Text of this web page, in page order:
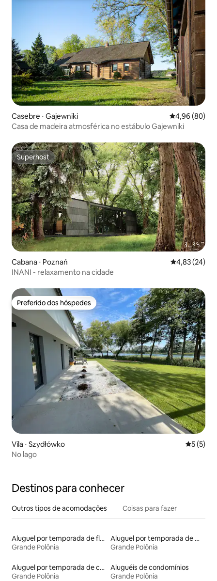
Casebre ⋅ Gajewniki 4,96 de uma
4,96 (80)
Casa de madeira atmosférica no estábulo Gajewniki
Superhost
Superhost
Cabana ⋅ Poznań 4,83 de uma
4,83 (24)
INANI - relaxamento na cidade
Preferido dos hóspedes
Preferido dos hóspedes
Vila ⋅ Szydłówko 5 de
5 (5)
No lago
Destinos para conhecer
Outros tipos de acomodações Coisas para fazer
Aluguel por temporada de flats
Grande Polônia
Aluguel por temporada de microcasas
Grande Polônia
Aluguel por temporada de casas de hóspedes
Grande Polônia
Aluguéis de condomínios
Grande Polônia